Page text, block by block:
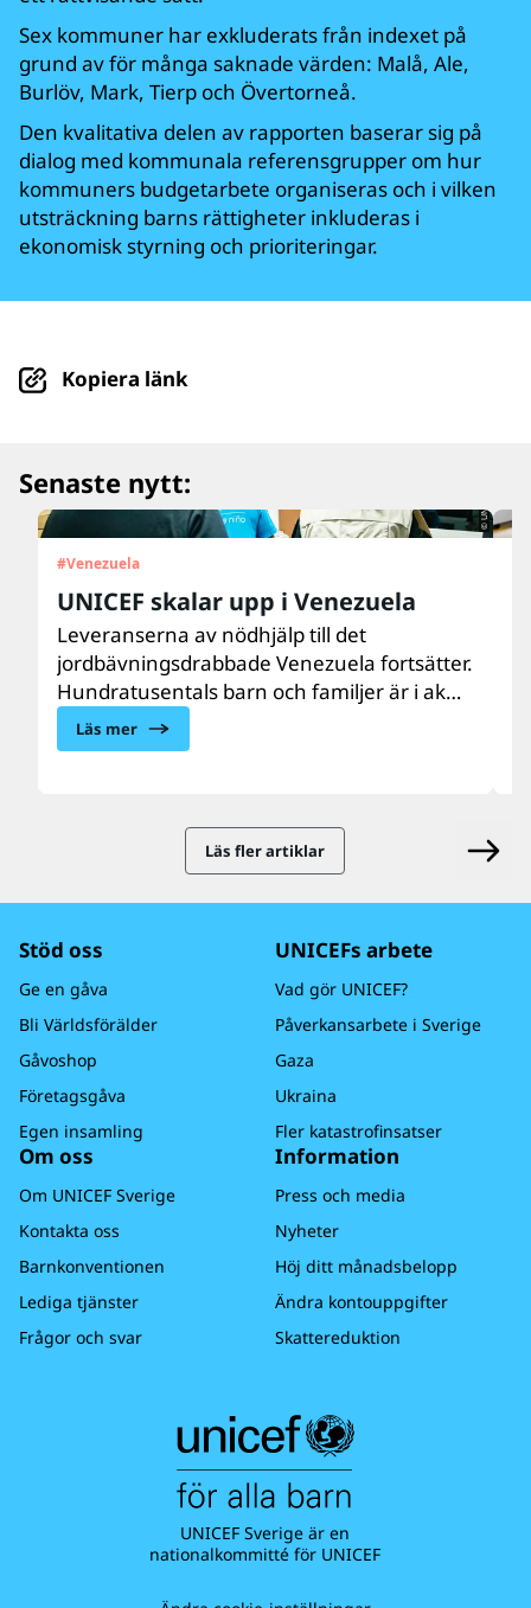
Sex kommuner har exkluderats från indexet på
grund av för många saknade värden: Malå, Ale,
Burlöv, Mark, Tierp och Övertorneå.
Den kvalitativa delen av rapporten baserar sig på
dialog med kommunala referensgrupper om hur
kommuners budgetarbete organiseras och i vilken
utsträckning barns rättigheter inkluderas i
ekonomisk styrning och prioriteringar.
Kopiera länk
Senaste nytt:
#Venezuela
UNICEF skalar upp i Venezuela
Leveranserna av nödhjälp till det
jordbävningsdrabbade Venezuela fortsätter.
Hundratusentals barn och familjer är i akut
behov av vård, näring, vatten, sanitet och
hygien samt psykosocialt stöd. UNICEF finns
Läs mer
Läs fler artiklar
Stöd oss
Ge en gåva
Bli Världsförälder
Gåvoshop
Företagsgåva
Egen insamling
UNICEFs arbete
Vad gör UNICEF?
Påverkansarbete i Sverige
Gaza
Ukraina
Fler katastrofinsatser
Om oss
Om UNICEF Sverige
Kontakta oss
Barnkonventionen
Lediga tjänster
Frågor och svar
Information
Press och media
Nyheter
Höj ditt månadsbelopp
Ändra kontouppgifter
Skattereduktion
UNICEF Sverige är en
nationalkommitté för UNICEF